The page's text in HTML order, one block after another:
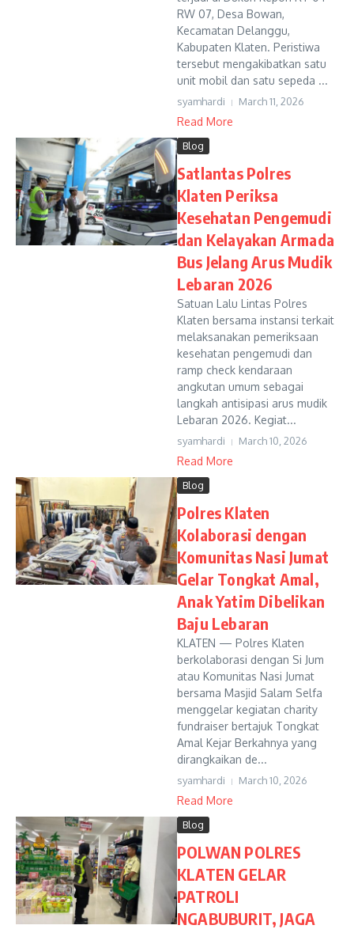
RW 07, Desa Bowan,
Kecamatan Delanggu,
Kabupaten Klaten. Peristiwa
tersebut mengakibatkan satu
unit mobil dan satu sepeda ...
syamhardi March 11, 2026
Read More
Blog
Satlantas Polres
Klaten Periksa
Kesehatan Pengemudi
dan Kelayakan Armada
Bus Jelang Arus Mudik
Lebaran 2026
Satuan Lalu Lintas Polres
Klaten bersama instansi terkait
melaksanakan pemeriksaan
kesehatan pengemudi dan
ramp check kendaraan
angkutan umum sebagai
langkah antisipasi arus mudik
Lebaran 2026. Kegiat...
syamhardi March 10, 2026
Read More
Blog
Polres Klaten
Kolaborasi dengan
Komunitas Nasi Jumat
Gelar Tongkat Amal,
Anak Yatim Dibelikan
Baju Lebaran
KLATEN — Polres Klaten
berkolaborasi dengan Si Jum
atau Komunitas Nasi Jumat
bersama Masjid Salam Selfa
menggelar kegiatan charity
fundraiser bertajuk Tongkat
Amal Kejar Berkahnya yang
dirangkaikan de...
syamhardi March 10, 2026
Read More
Blog
POLWAN POLRES
KLATEN GELAR
PATROLI
NGABUBURIT, JAGA